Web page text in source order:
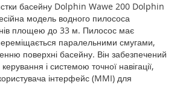
басейну Dolphin Wawe 200 Dolphin
модель водного пилососа
площею до 33 м. Пилосос має
паралельними смугами,
поверхні басейну. Він забезпечений
і системою точної навігації,
інтерфейс (MMI) для